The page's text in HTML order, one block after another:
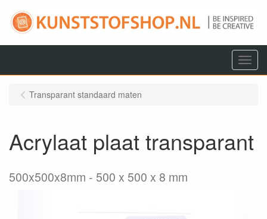
Menu
Transparant standaard maten
Acrylaat plaat transparant
500x500x8mm 500 x 500 x 8 mm